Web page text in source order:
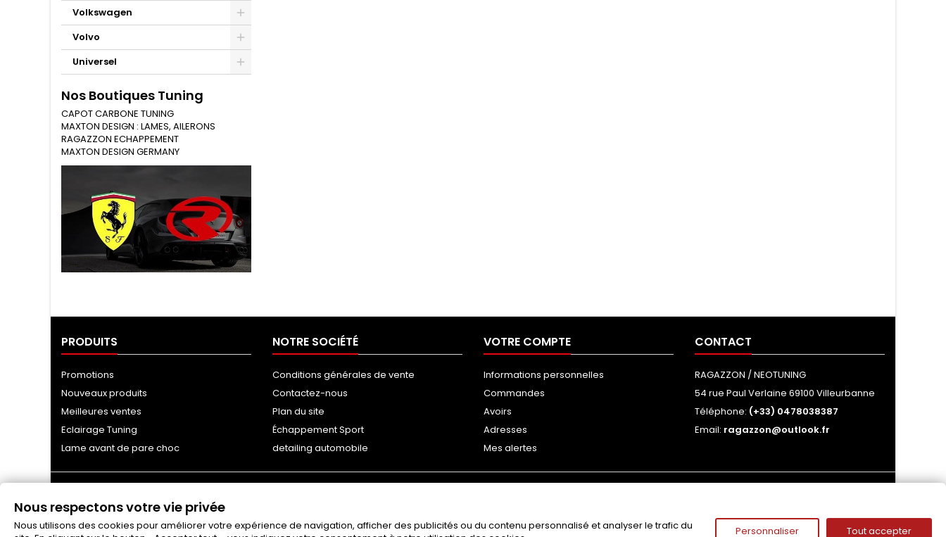
Volkswagen
Volvo
Universel
Nos Boutiques Tuning
CAPOT CARBONE TUNING
MAXTON DESIGN : LAMES, AILERONS
RAGAZZON ECHAPPEMENT
MAXTON DESIGN GERMANY
PRODUITS
Promotions
Nouveaux produits
Meilleures ventes
Eclairage Tuning
Lame avant de pare choc
NOTRE SOCIÉTÉ
Conditions générales de vente
Contactez-nous
Plan du site
Échappement Sport
detailing automobile
VOTRE COMPTE
Informations personnelles
Commandes
Avoirs
Adresses
Mes alertes
CONTACT
RAGAZZON / NEOTUNING
54 rue Paul Verlaine 69100 Villeurbanne
Téléphone: (+33) 0478038387
Email: ragazzon@outlook.fr
Nous respectons votre vie privée
Nous utilisons des cookies pour améliorer votre expérience de navigation, afficher des publicités ou du contenu personnalisé et analyser le trafic du
Personnaliser Tout accepter